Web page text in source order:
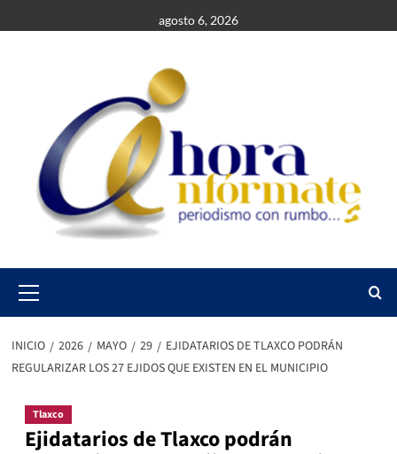
al
agosto 6, 2026
Menu
INICIO 2026 MAYO 29
EJIDATARIOS DE TLAXCO PODRÁN
REGULARIZAR LOS 27 EJIDOS QUE EXISTEN EN EL MUNICIPIO
Tlaxco
Ejidatarios de Tlaxco podrán